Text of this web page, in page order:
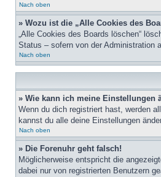
Nach oben
» Wozu ist die „Alle Cookies des
„Alle Cookies des Boards löschen“
Status – sofern von der Administration
Nach oben
» Wie kann ich meine Einstellungen
Wenn du dich registriert hast, werden
kannst du alle deine Einstellungen
Nach oben
» Die Forenuhr geht falsch!
Möglicherweise entspricht die
dabei nur von registrierten Benutzern